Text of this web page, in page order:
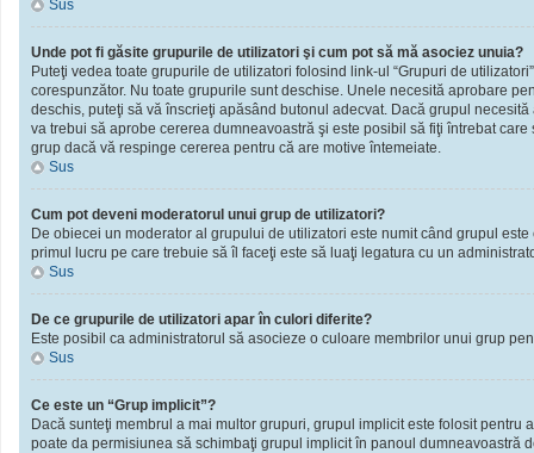
Sus
Unde pot fi găsite grupurile de utilizatori şi cum pot să mă asociez unuia?
Puteţi vedea toate grupurile de utilizatori folosind link-ul “Grupuri de
corespunzător. Nu toate grupurile sunt deschise. Unele necesită aprobare
deschis, puteţi să vă înscrieţi apăsând butonul adecvat. Dacă grupul
va trebui să aprobe cererea dumneavoastră şi este posibil să fiţi întrebat
grup dacă vă respinge cererea pentru că are motive întemeiate.
Sus
Cum pot deveni moderatorul unui grup de utilizatori?
De obiecei un moderator al grupului de utilizatori este numit când grupul
primul lucru pe care trebuie să îl faceţi este să luaţi legatura cu un
Sus
De ce grupurile de utilizatori apar în culori diferite?
Este posibil ca administratorul să asocieze o culoare membrilor unui grup
Sus
Ce este un “Grup implicit”?
Dacă sunteţi membrul a mai multor grupuri, grupul implicit este folosit
poate da permisiunea să schimbaţi grupul implicit în panoul dumneavoastră